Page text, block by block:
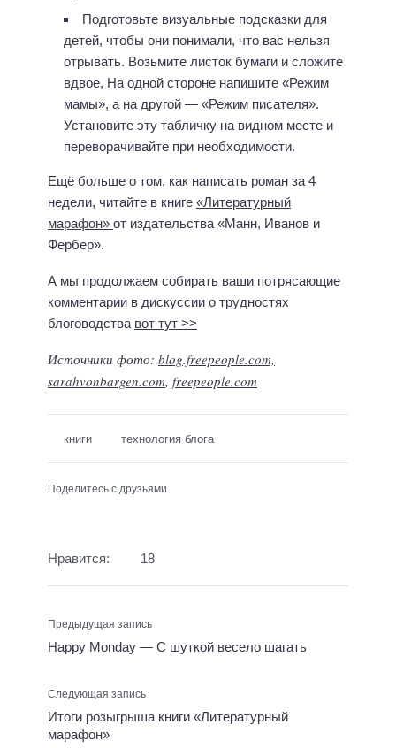
Подготовьте визуальные подсказки для
детей, чтобы они понимали, что вас нельзя
отрывать. Возьмите листок бумаги и сложите
вдвое, На одной стороне напишите «Режим
мамы», а на другой — «Режим писателя».
Установите эту табличку на видном месте и
переворачивайте при необходимости.
Ещё больше о том, как написать роман за 4
недели, читайте в книге «Литературный
марафон» от издательства «Манн, Иванов и
Фербер».
А мы продолжаем собирать ваши потрясающие
комментарии в дискуссии о трудностях
блоговодства вот тут >>
Источники фото: blog.freepeople.com,
sarahvonbargen.com, freepeople.com
книги технология блога
Поделитесь с друзьями
Нравится: 18
Предыдущая запись
Happy Monday — С шуткой весело шагать
Следующая запись
Итоги розыгрыша книги «Литературный
марафон»